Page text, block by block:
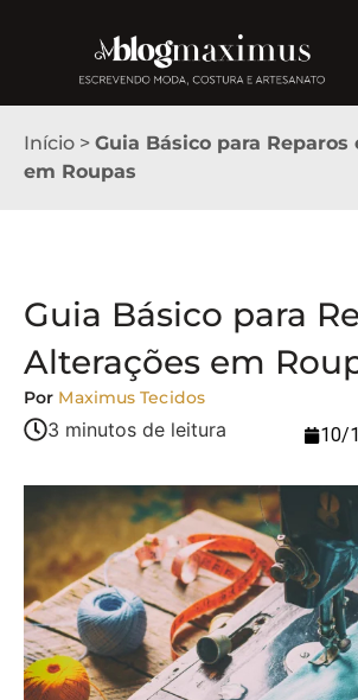
Início > Guia Básico para Reparos
em Roupas
Guia Básico para
Alterações em
Por Maximus Tecidos
10/